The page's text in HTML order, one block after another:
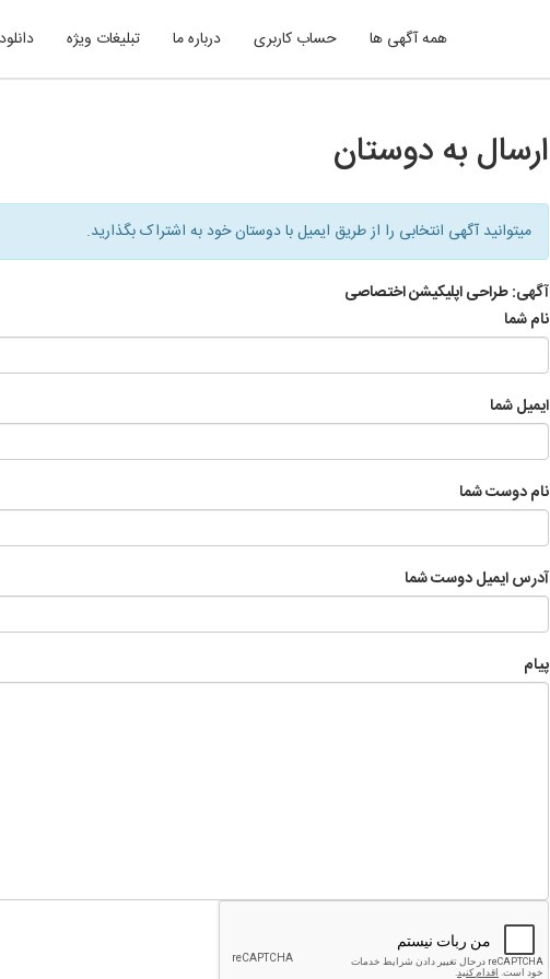
همه آگهی ها حساب کاربری درباره ما تبلیغات ویژه
ارسال به دوستان
میتوانید آگهی انتخابی را از طریق ایمیل با دوستان خود به اشتراک بگذارید.
آگهی:طراحی اپلیکیشن اختصاصی
نام شما
ایمیل شما
نام دوست شما
آدرس ایمیل دوست شما
پیام